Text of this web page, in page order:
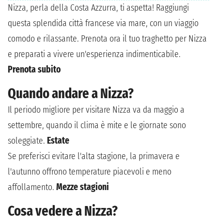
Nizza, perla della Costa Azzurra, ti aspetta! Raggiungi
questa splendida città francese via mare, con un viaggio
comodo e rilassante. Prenota ora il tuo traghetto per Nizza
e preparati a vivere un'esperienza indimenticabile.
Prenota subito
Quando andare a Nizza?
Il periodo migliore per visitare Nizza va da maggio a
settembre, quando il clima è mite e le giornate sono
soleggiate. Estate
Se preferisci evitare l'alta stagione, la primavera e
l'autunno offrono temperature piacevoli e meno
affollamento. Mezze stagioni
Cosa vedere a Nizza?